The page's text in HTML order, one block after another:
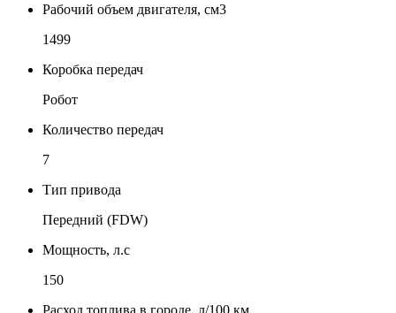
Рабочий объем двигателя, см3
1499
Коробка передач
Робот
Количество передач
7
Тип привода
Передний (FDW)
Мощность, л.с
150
Расход топлива в городе, л/100 км